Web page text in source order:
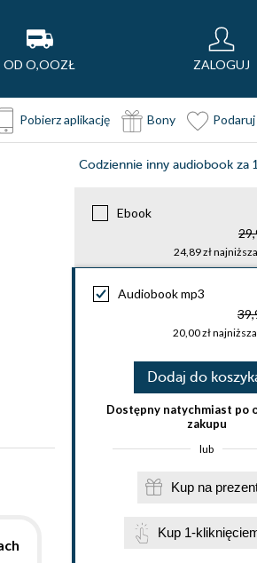
OD O,OOZŁ ZALOGUJ
Pobierz aplikację Bony
Codziennie inny audiobook za
Ebook
24,89 zł
Audiobook mp3
20,00 zł
Dodaj do
Dostępny natychmiast po
zakupu
lub
Kup na
Kup 1-